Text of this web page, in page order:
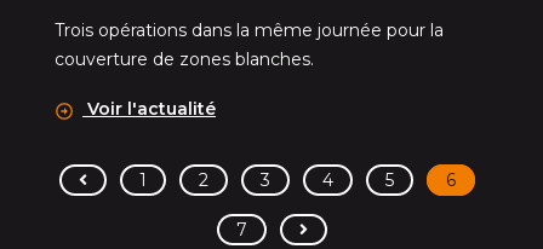
Trois opérations dans la même journée pour la
couverture de zones blanches.
Voir l'actualité
< 1 2 3 4 5 6
7 >